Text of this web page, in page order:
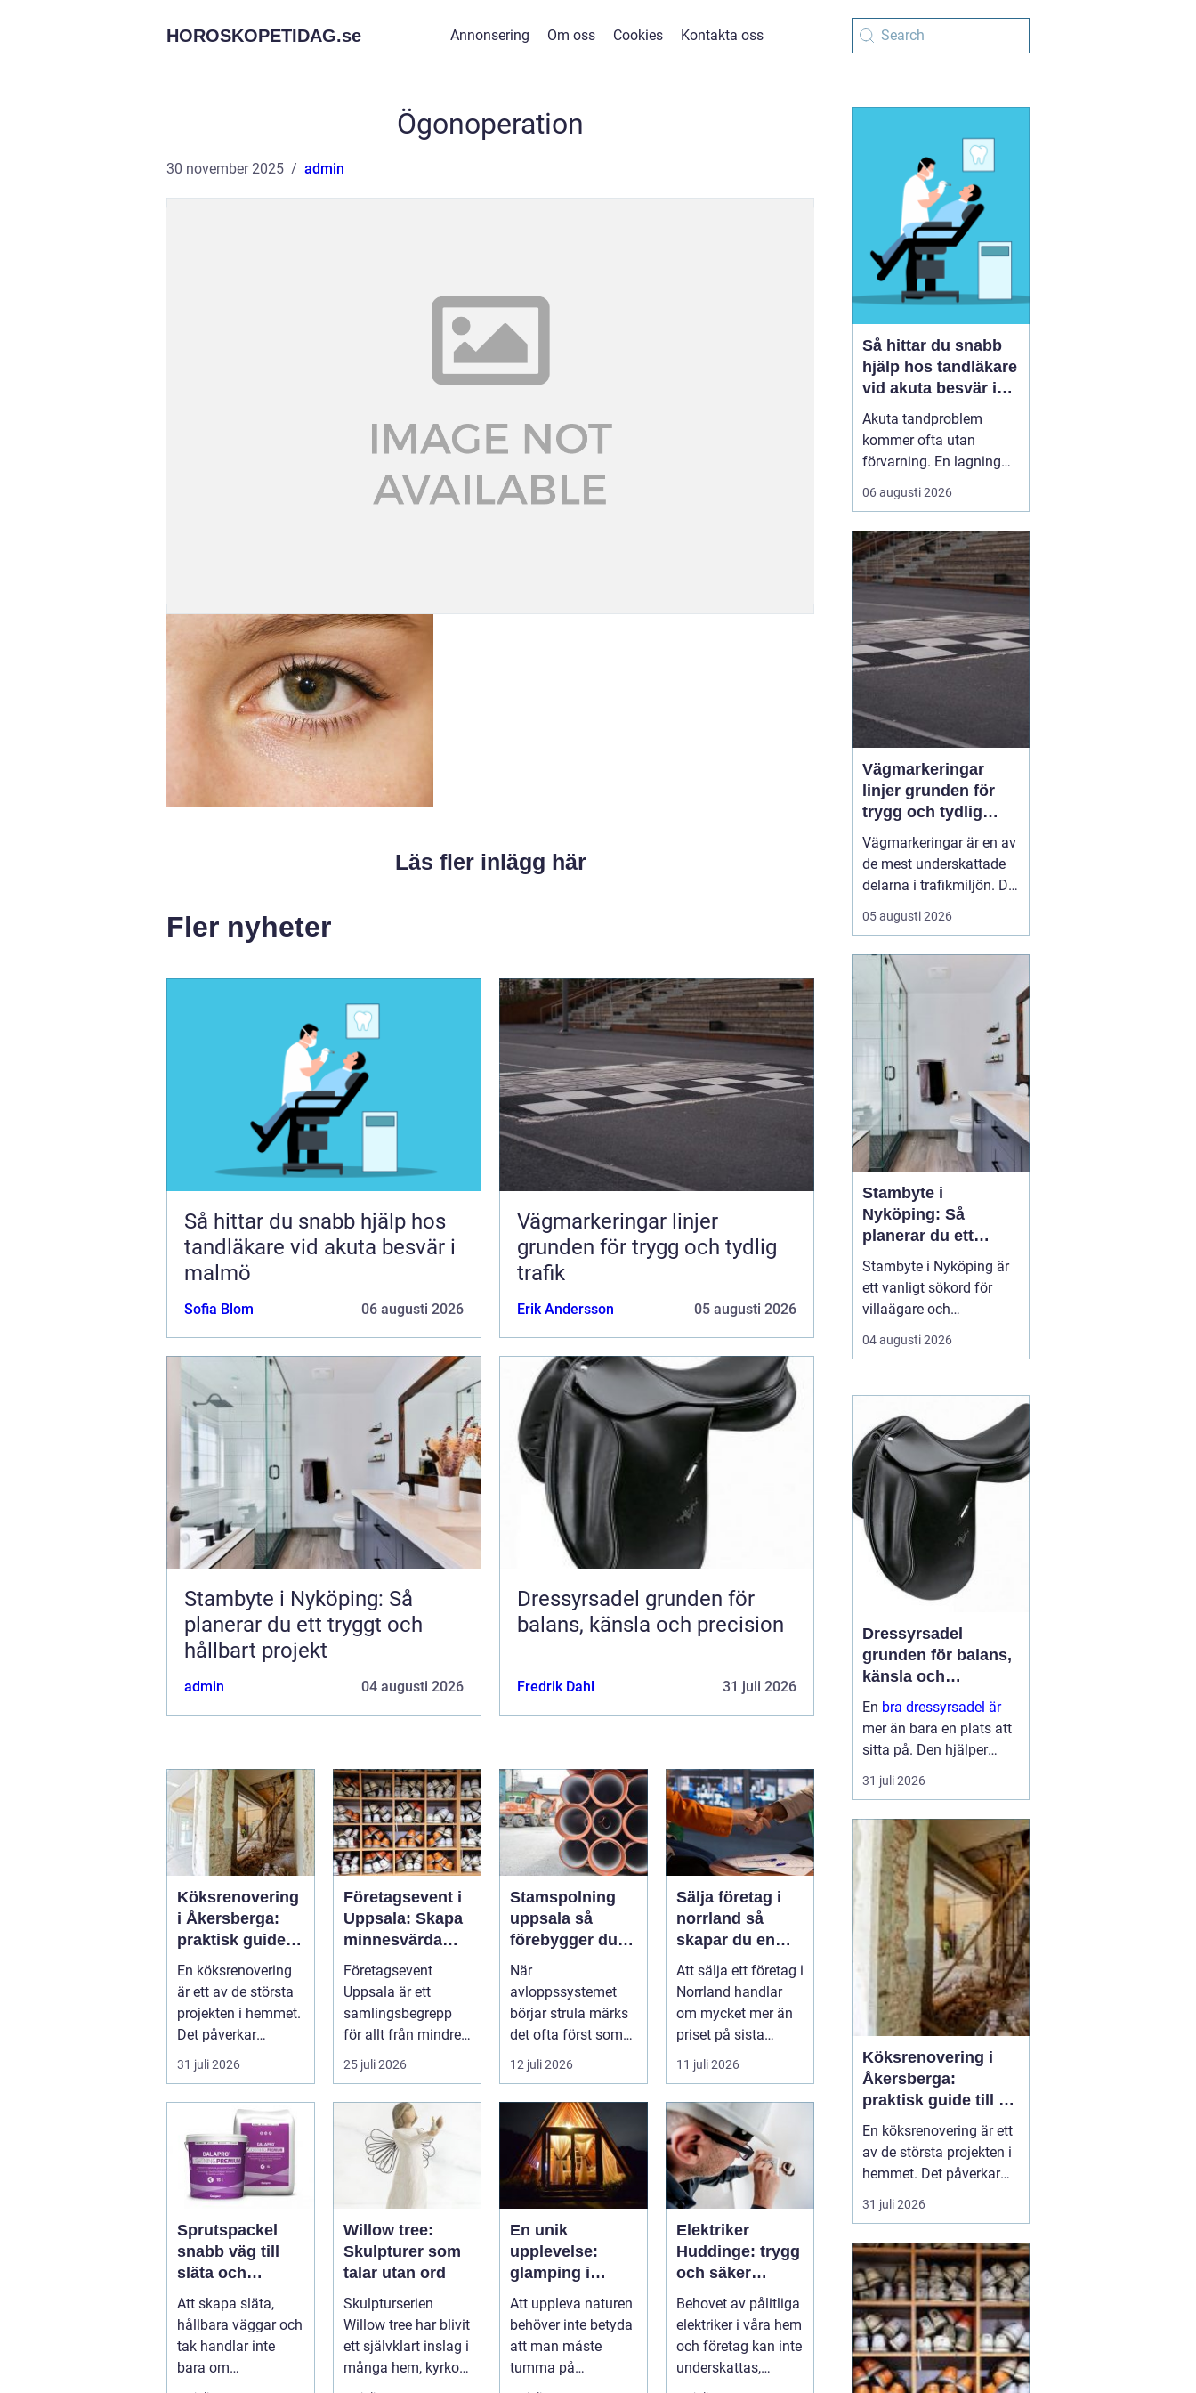
HOROSKOPETIDAG.se Annonsering Om oss Cookies Kontakta oss
Ögonoperation
30 november 2025 admin
Läs fler inlägg här
Fler nyheter
Så hittar du snabb hjälp hos
tandläkare vid akuta besvär i
malmö
Sofia Blom 06 augusti 2026
Vägmarkeringar linjer
grunden för trygg och tydlig
trafik
Erik Andersson 05 augusti 2026
Stambyte i Nyköping: Så
planerar du ett tryggt och
hållbart projekt
admin 04 augusti 2026
Dressyrsadel grunden för
balans, känsla och precision
Fredrik Dahl 31 juli 2026
Köksrenovering
i Åkersberga:
praktisk guide
till ett smartare
kök
En köksrenovering
är ett av de största
projekten i hemmet.
Det påverkar
vardage...
31 juli 2026
Företagsevent i
Uppsala: Skapa
minnesvärda
möten som
bygger starkare
team
Företagsevent
Uppsala är ett
samlingsbegrepp
för allt från mindre
after work-tr...
25 juli 2026
Stamspolning
uppsala så
förebygger du
stopp och
vattenskador i
fastigheten
När
avloppssystemet
börjar strula märks
det ofta först som
små
irritationsmoment:
långsam avrinning
12 juli 2026
Sälja företag i
norrland så
skapar du en
trygg och
lönsam affär
Att sälja ett företag i
Norrland handlar
om mycket mer än
priset på sista
raden. För många
entrepren...
11 juli 2026
Sprutspackel
snabb väg till
släta och
hållbara ytor
Att skapa släta,
hållbara väggar och
tak handlar inte
bara om
hantverksskicklighe
Willow tree:
Skulpturer som
talar utan ord
Skulpturserien
Willow tree har blivit
ett självklart inslag i
många hem, kyrkor
och kapel...
En unik
upplevelse:
glamping i
Sverige
Att uppleva naturen
behöver inte betyda
att man måste
tumma på
bekvämligheten....
Elektriker
Huddinge: trygg
och säker
elinstallation
Behovet av pålitliga
elektriker i våra hem
och företag kan inte
underskattas,
s&aum...
Så hittar du snabb
hjälp hos tandläkare
vid akuta besvär i
malmö
Akuta tandproblem
kommer ofta utan
förvarning. En lagning
lossnar under lunchen,
en tand går av under en
värk blir plötsligt så
stark att sömnen störs.
Då uppstårbeho...
06 augusti 2026
Vägmarkeringar
linjer grunden för
trygg och tydlig
trafik
Vägmarkeringar är en av
de mest underskattade
delarna i trafikmiljön. De
syns överallt, men märks
ofta först när de saknas
vägmarkeringar linjer
skaparstruktur,...
05 augusti 2026
Stambyte i
Nyköping: Så
planerar du ett
tryggt och hållbart
projekt
Stambyte i Nyköping är
ett vanligt sökord för
villaägare och
bostadsrättsföreningar
som börjar se
rörsystemet. Många vill
förstå när rören faktiskt
beh...
04 augusti 2026
Dressyrsadel
grunden för balans,
känsla och
precision
En bra dressyrsadel är
mer än bara en plats att
sitta på. Den hjälper
ryttaren att hitta en
lodrät, stabil sits, ger
genom ryggen och gör
det möjligt att
kommunic...
31 juli 2026
Köksrenovering i
Åkersberga:
praktisk guide till ett
smartare kök
En köksrenovering är ett
av de största projekten i
hemmet. Det påverkar
vardagen, hemmets
värde och hur hela
den som planerar
köksrenovering
Åkersberga gäller det att
kombinera smar...
31 juli 2026